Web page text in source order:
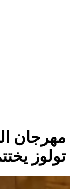
مهرجان
تولوز